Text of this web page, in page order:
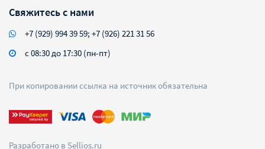
Разработано в Sellios.ru
Свяжитесь с нами
+7 (929) 994 39 59; +7 (926) 221 31 56
с 08:30 до 17:30 (пн-пт)
При копировании ссылка на источник обязательна